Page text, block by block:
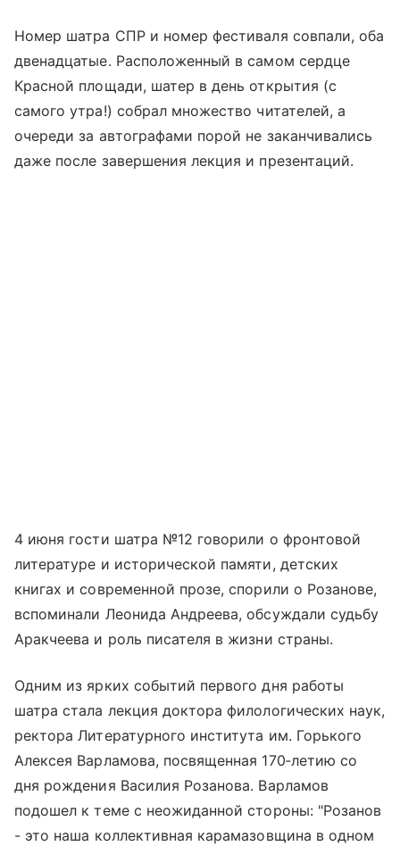
Номер шатра СПР и номер фестиваля совпали, оба
двенадцатые. Расположенный в самом сердце
Красной площади, шатер в день открытия (с
самого утра!) собрал множество читателей, а
очереди за автографами порой не заканчивались
даже после завершения лекция и презентаций.
4 июня гости шатра №12 говорили о фронтовой
литературе и исторической памяти, детских
книгах и современной прозе, спорили о Розанове,
вспоминали Леонида Андреева, обсуждали судьбу
Аракчеева и роль писателя в жизни страны.
Одним из ярких событий первого дня работы
шатра стала лекция доктора филологических наук,
ректора Литературного института им. Горького
Алексея Варламова, посвященная 170‑летию со
дня рождения Василия Розанова. Варламов
подошел к теме с неожиданной стороны: "Розанов
- это наша коллективная карамазовщина в одном